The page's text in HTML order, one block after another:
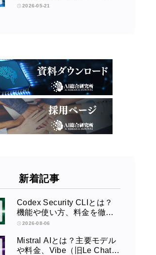
徹底解説！
2026-05-21
新着記事
Codex Security CLIとは？
機能や使い方、料金を徹底
解説
2026-08-06
Mistral AIとは？主要モデル
や料金、Vibe（旧Le Chat）